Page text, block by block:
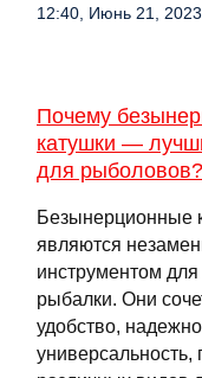
12:40, Июнь 21,
Почему
катушки —
для рыболовов?
Безынерционные
являются
инструментом
рыбалки. Они
удобство,
универсальность,